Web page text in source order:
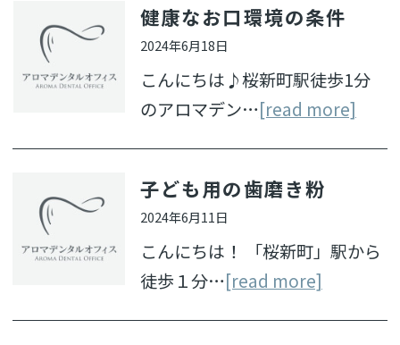
健康なお口環境の条件
2024年6月18日
こんにちは♪桜新町駅徒歩1分
のアロマデン…[read more]
子ども用の歯磨き粉
2024年6月11日
こんにちは！ 「桜新町」駅から
徒歩１分…[read more]